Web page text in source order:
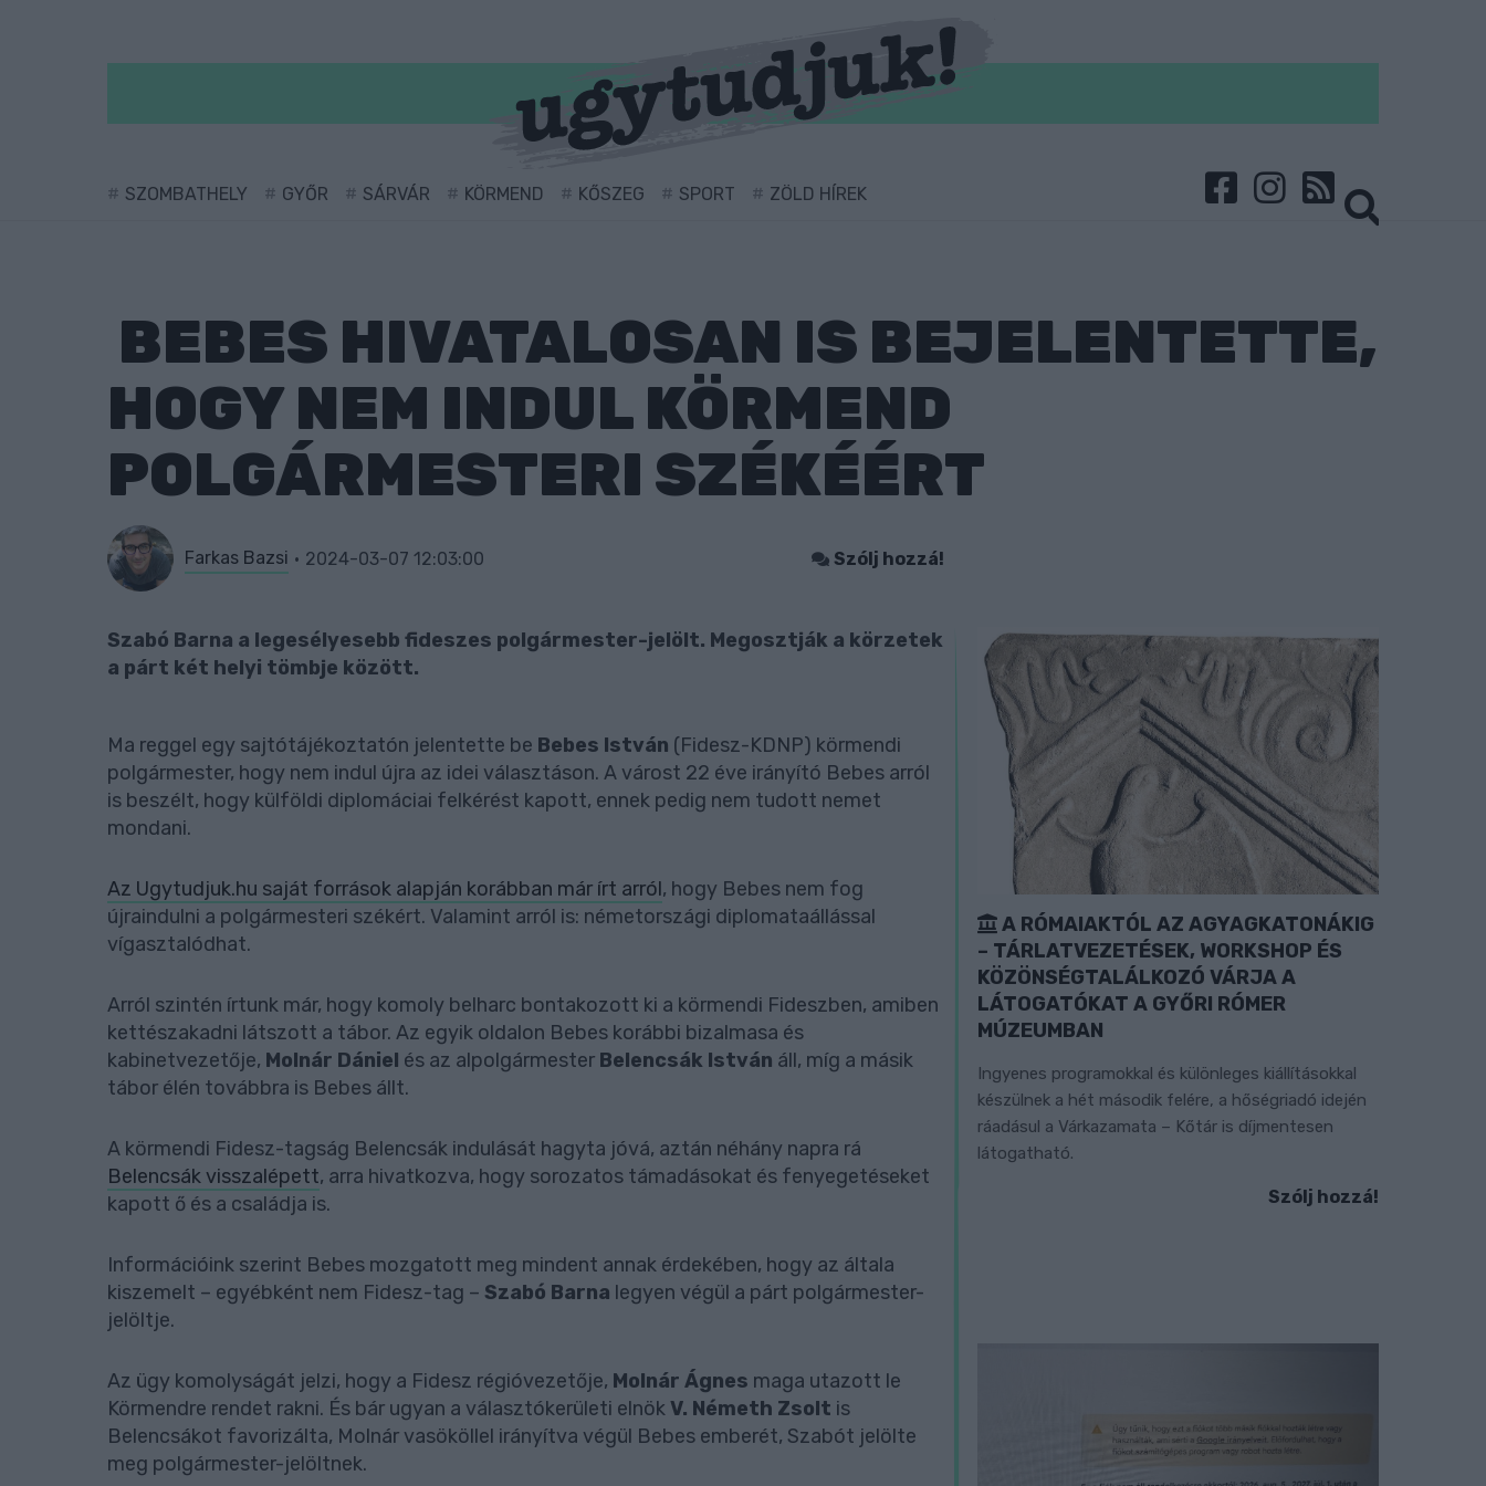
SZOMBATHELY GYŐR SÁRVÁR KÖRMEND KŐSZEG SPORT ZÖLD HÍREK
BEBES HIVATALOSAN IS BEJELENTETTE,
HOGY NEM INDUL KÖRMEND
POLGÁRMESTERI SZÉKÉÉRT
Farkas Bazsi 2024-03-07 12:03:00 Szólj hozzá!
Szabó Barna a legesélyesebb fideszes polgármester-jelölt. Megosztják a körzetek
a párt két helyi tömbje között.
Ma reggel egy sajtótájékoztatón jelentette be Bebes István (Fidesz-KDNP) körmendi
polgármester, hogy nem indul újra az idei választáson. A várost 22 éve irányító Bebes arról
is beszélt, hogy külföldi diplomáciai felkérést kapott, ennek pedig nem tudott nemet
mondani.
Az Ugytudjuk.hu saját források alapján korábban már írt arról, hogy Bebes nem fog
újraindulni a polgármesteri székért. Valamint arról is: németországi diplomataállással
vígasztalódhat.
Arról szintén írtunk már, hogy komoly belharc bontakozott ki a körmendi Fideszben, amiben
kettészakadni látszott a tábor. Az egyik oldalon Bebes korábbi bizalmasa és
kabinetvezetője, Molnár Dániel és az alpolgármester Belencsák István áll, míg a másik
tábor élén továbbra is Bebes állt.
A körmendi Fidesz-tagság Belencsák indulását hagyta jóvá, aztán néhány napra rá
Belencsák visszalépett, arra hivatkozva, hogy sorozatos támadásokat és fenyegetéseket
kapott ő és a családja is.
Információink szerint Bebes mozgatott meg mindent annak érdekében, hogy az általa
kiszemelt – egyébként nem Fidesz-tag – Szabó Barna legyen végül a párt polgármester-
jelöltje.
Az ügy komolyságát jelzi, hogy a Fidesz régióvezetője, Molnár Ágnes maga utazott le
Körmendre rendet rakni. És bár ugyan a választókerületi elnökV. Németh Zsolt is
Belencsákot favorizálta, Molnár vasököllel irányítva végül Bebes emberét, Szabót jelölte
meg polgármester-jelöltnek.
A RÓMAIAKTÓL AZ AGYAGKATONÁKIG
– TÁRLATVEZETÉSEK, WORKSHOP ÉS
KÖZÖNSÉGTALÁLKOZÓ VÁRJA A
LÁTOGATÓKAT A GYŐRI RÓMER
MÚZEUMBAN
Ingyenes programokkal és különleges kiállításokkal
készülnek a hét második felére, a hőségriadó idején
ráadásul a Várkazamata – Kőtár is díjmentesen
látogatható.
Szólj hozzá!